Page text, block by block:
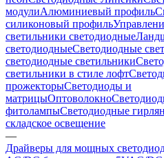
модулиАлюминиевый профиль
силиконовый профиль
светильники светодиодные
светодиодныеСветодиодные
светодиодные светильники
светильники в стиле лофт
прожекторыСветодиоды и
матрицыОптоволокно
фитолампыСветодиодные
складское освещение
—
Драйверы для мощных